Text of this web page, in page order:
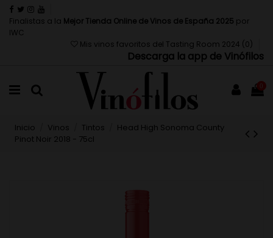
Finalistas a la Mejor Tienda Online de Vinos de España 2025 por
IWC
Mis vinos favoritos del Tasting Room 2024 (0 )
Descarga la app de Vinófilos
0
Inicio Vinos Tintos
Head High Sonoma County
Pinot Noir 2018 - 75cl